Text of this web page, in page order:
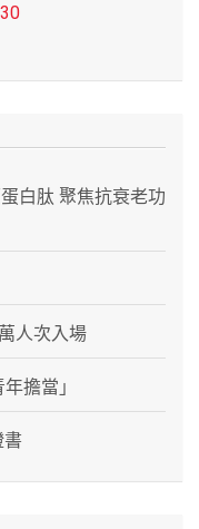
30
白肽 聚焦抗衰老功
人次入場
擔當」
書